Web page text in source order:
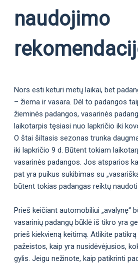
naudojimo
Nors esti keturi metų laikai, bet
– žiema ir vasara. Dėl to padangos
žieminės padangos, vasarinės
laikotarpis tęsiasi nuo lapkričio iki
O štai šiltasis sezonas trunka
iki lapkričio 9 d. Būtent tokiam
vasarinės padangos. Jos atsparios
pat yra puikus sukibimas su
būtent tokias padangas reiktų naudoti
Prieš keičiant automobiliui „avalynę“
vasarinių padangų būklė iš tikro yra
prieš kiekvieną keitimą. Atlikite
pažeistos, kaip yra nusidėvėjusios,
gylis. Jeigu nežinote, kaip patikrinti